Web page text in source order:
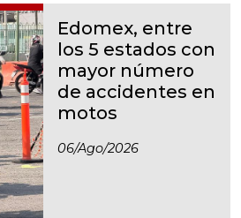
Edomex, entre
los 5 estados con
mayor número
de accidentes en
motos
06/ago/2026